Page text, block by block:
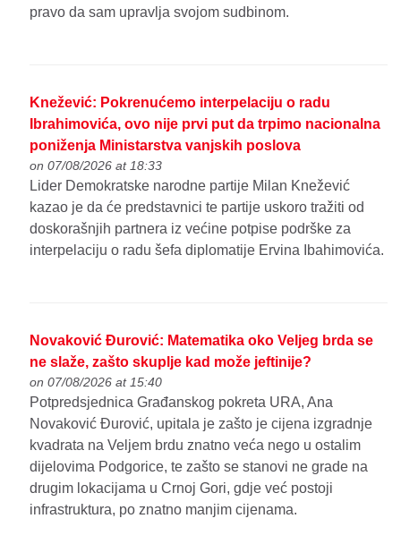
pravo da sam upravlja svojom sudbinom.
Knežević: Pokrenućemo interpelaciju o radu
Ibrahimovića, ovo nije prvi put da trpimo nacionalna
poniženja Ministarstva vanjskih poslova
on 07/08/2026 at 18:33
Lider Demokratske narodne partije Milan Knežević
kazao je da će predstavnici te partije uskoro tražiti od
doskorašnjih partnera iz većine potpise podrške za
interpelaciju o radu šefa diplomatije Ervina Ibahimovića.
Novaković Đurović: Matematika oko Veljeg brda se
ne slaže, zašto skuplje kad može jeftinije?
on 07/08/2026 at 15:40
Potpredsjednica Građanskog pokreta URA, Ana
Novaković Đurović, upitala je zašto je cijena izgradnje
kvadrata na Veljem brdu znatno veća nego u ostalim
dijelovima Podgorice, te zašto se stanovi ne grade na
drugim lokacijama u Crnoj Gori, gdje već postoji
infrastruktura, po znatno manjim cijenama.